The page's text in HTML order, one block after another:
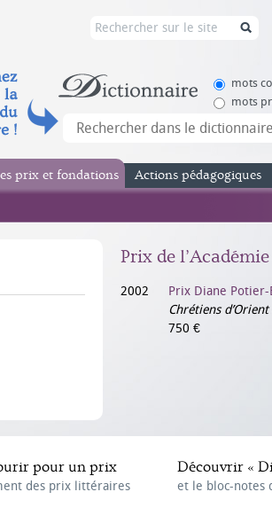
mots
mots
prix et fondations Actions pédagogiques
Prix de l’Académie
2002
Prix Diane Potier-
Chrétiens
750 €
pour un prix
des prix littéraires
Découvrir «
et le bloc-notes